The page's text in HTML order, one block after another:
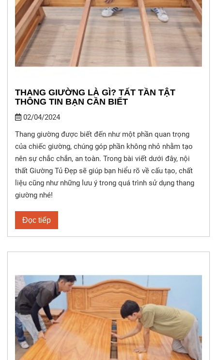
THANG GIƯỜNG LÀ GÌ? TẤT TẦN TẬT
THÔNG TIN BẠN CẦN BIẾT
02/04/2024
Thang giường được biết đến như một phần quan trọng
của chiếc giường, chúng góp phần không nhỏ nhằm tạo
nên sự chắc chắn, an toàn. Trong bài viết dưới đây, nội
thất Giường Tủ Đẹp sẽ giúp bạn hiểu rõ về cấu tạo, chất
liệu cũng như những lưu ý trong quá trình sử dụng thang
giường nhé!
Đọc tiếp